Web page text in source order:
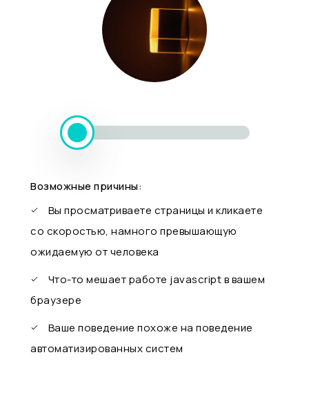
Возможные причины:
Вы просматриваете страницы и кликаете
со скоростью, намного превышающую
ожидаемую от человека
Что-то мешает работе javascript в вашем
браузере
Ваше поведение похоже на поведение
автоматизированных систем